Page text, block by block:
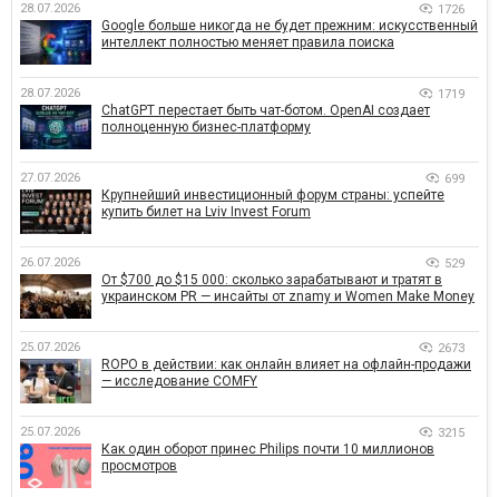
28.07.2026 1726
Google больше никогда не будет прежним: искусственный
интеллект полностью меняет правила поиска
28.07.2026 1719
ChatGPT перестает быть чат-ботом. OpenAI создает
полноценную бизнес-платформу
27.07.2026 699
Крупнейший инвестиционный форум страны: успейте
купить билет на Lviv Invest Forum
26.07.2026 529
От $700 до $15 000: сколько зарабатывают и тратят в
украинском PR — инсайты от znamy и Women Make Money
25.07.2026 2673
ROPO в действии: как онлайн влияет на офлайн-продажи
— исследование COMFY
25.07.2026 3215
Как один оборот принес Philips почти 10 миллионов
просмотров